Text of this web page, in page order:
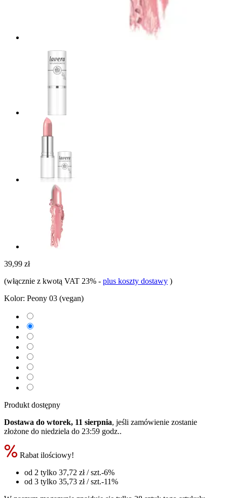
39,99 zł
(włącznie z kwotą VAT 23% - plus koszty dostawy )
Kolor: Peony 03 (vegan)
Produkt dostępny
Dostawa do wtorek, 11 sierpnia, jeśli zamówienie zostanie
złożone do niedziela do 23:59 godz..
Rabat ilościowy!
od 2 tylko 37,72 zł/ szt.-6%
od 3 tylko 35,73 zł/ szt.-11%